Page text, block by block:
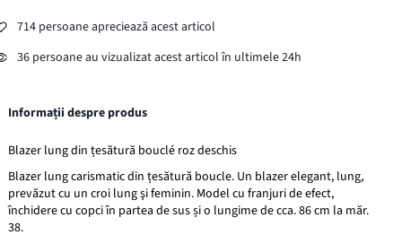
714 persoane apreciează acest articol
36 persoane au vizualizat acest articol în ultimele 24h
Informații despre produs
Blazer lung din țesătură bouclé roz deschis
Blazer lung carismatic din țesătură boucle. Un blazer elegant, lung,
prevăzut cu un croi lung şi feminin. Model cu franjuri de efect,
închidere cu copci în partea de sus și o lungime de cca. 86 cm la măr.
38.